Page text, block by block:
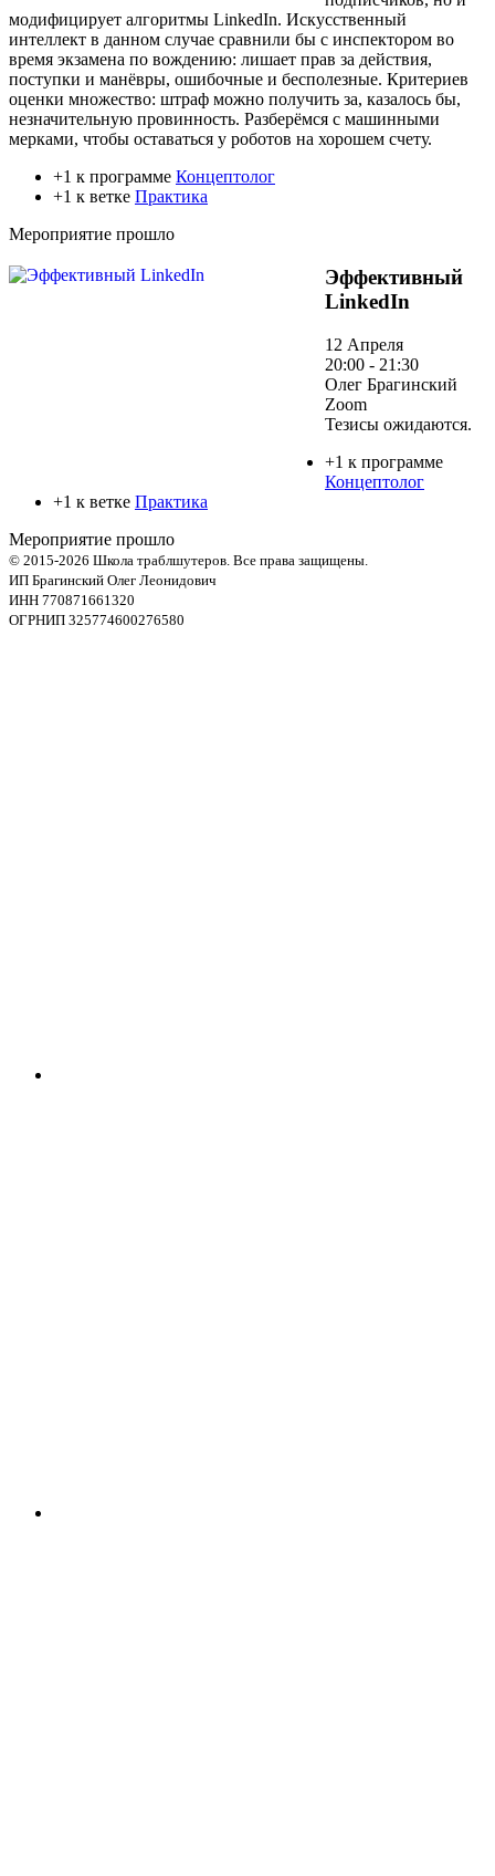
модифицирует алгоритмы LinkedIn. Искусственный
интеллект в данном случае сравнили бы с инспектором во
время экзамена по вождению: лишает прав за действия,
поступки и манёвры, ошибочные и бесполезные. Критериев
оценки множество: штраф можно получить за, казалось бы,
незначительную провинность. Разберёмся с машинными
мерками, чтобы оставаться у роботов на хорошем счету.
+1 к программе Концептолог
+1 к ветке Практика
Мероприятие прошло
Эффективный
LinkedIn
12 Апреля
20:00 - 21:30
Олег Брагинский
Zoom
Тезисы ожидаются.
+1 к программе
Концептолог
+1 к ветке Практика
Мероприятие прошло
© 2015-2026 Школа траблшутеров. Все права защищены.
ИП Брагинский Олег Леонидович
ИНН 770871661320
ОГРНИП 325774600276580